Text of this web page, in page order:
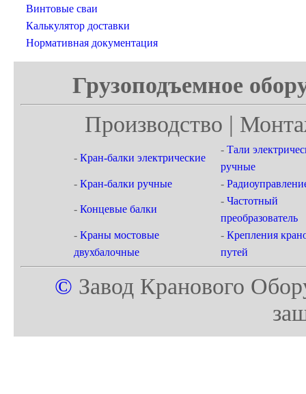
Винтовые сваи
Калькулятор доставки
Нормативная документация
Грузоподъемное
Производство |
- Кран-балки электрические
- Тали
ручные
- Кран-балки ручные -
- Концевые балки
- Частотный
преобразователь
- Краны мостовые
двухбалочные
- Крепления
путей
© Завод Кранового